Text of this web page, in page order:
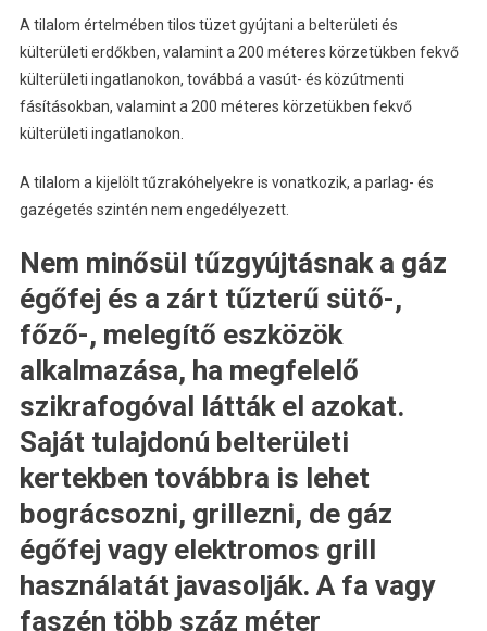
A tilalom értelmében tilos tüzet gyújtani a belterületi és
külterületi erdőkben, valamint a 200 méteres körzetükben fekvő
külterületi ingatlanokon, továbbá a vasút- és közútmenti
fásításokban, valamint a 200 méteres körzetükben fekvő
külterületi ingatlanokon.
A tilalom a kijelölt tűzrakóhelyekre is vonatkozik, a parlag- és
gazégetés szintén nem engedélyezett.
Nem minősül tűzgyújtásnak a gáz
égőfej és a zárt tűzterű sütő-,
főző-, melegítő eszközök
alkalmazása, ha megfelelő
szikrafogóval látták el azokat.
Saját tulajdonú belterületi
kertekben továbbra is lehet
bográcsozni, grillezni, de gáz
égőfej vagy elektromos grill
használatát javasolják. A fa vagy
faszén több száz méter